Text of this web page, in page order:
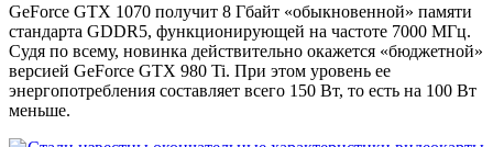
GeForce GTX 1070 получит 8 Гбайт «обыкновенной» памяти
стандарта GDDR5, функционирующей на частоте 7000 МГц.
Судя по всему, новинка действительно окажется «бюджетной»
версией GeForce GTX 980 Ti. При этом уровень ее
энергопотребления составляет всего 150 Вт, то есть на 100 Вт
меньше.